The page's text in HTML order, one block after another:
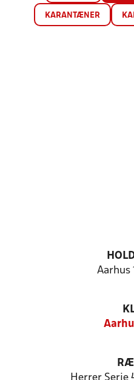
KARANTÆNER
Aarhus
Herrer Serie